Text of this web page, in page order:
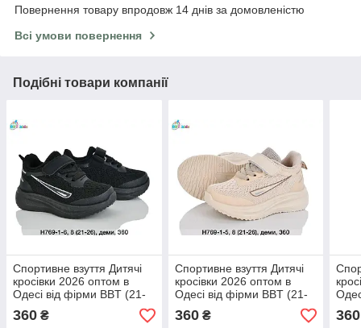
Повернення товару впродовж 14 днів за домовленістю
Всі умови повернення
Подібні товари компанії
Спортивне взуття Дитячі
кросівки 2026 оптом в
Одесі від фірми BBT (21-
26)
360 ₴
Спортивне взуття Дитячі
кросівки 2026 оптом в
Одесі від фірми BBT (21-
26)
360₴
26)
360